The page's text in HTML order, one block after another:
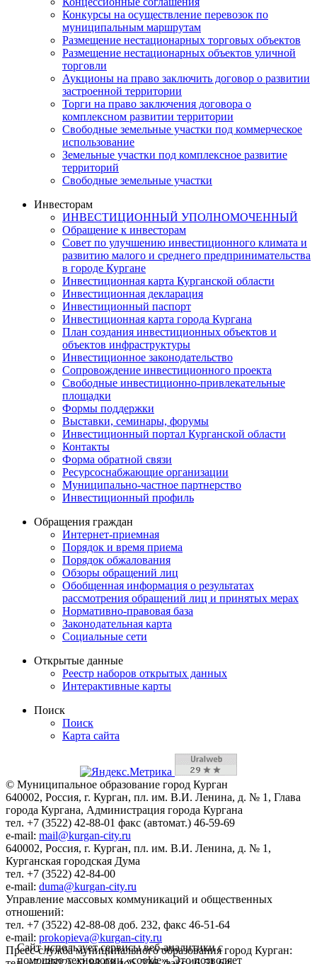
Конкурсы на осуществление перевозок по
муниципальным маршрутам
Размещение нестационарных торговых объектов
Размещение нестационарных объектов уличной
торговли
Аукционы на право заключить договор о развитии
застроенной территории
Торги на право заключения договора о
комплексном развитии территории
Свободные земельные участки под коммерческое
использование
Земельные участки под комплексное развитие
территорий
Свободные земельные участки
Инвесторам
ИНВЕСТИЦИОННЫЙ УПОЛНОМОЧЕННЫЙ
Обращение к инвесторам
Совет по улучшению инвестиционного климата и
развитию малого и среднего предпринимательства
в городе Кургане
Инвестиционная карта Курганской области
Инвестиционная декларация
Инвестиционный паспорт
Инвестиционная карта города Кургана
План создания инвестиционных объектов и
объектов инфраструктуры
Инвестиционное законодательство
Сопровождение инвестиционного проекта
Свободные инвестиционно-привлекательные
площадки
Формы поддержки
Выставки, семинары, форумы
Инвестиционный портал Курганской области
Контакты
Форма обратной связи
Ресурсоснабжающие организации
Муниципально-частное партнерство
Инвестиционный профиль
Обращения граждан
Интернет-приемная
Порядок и время приема
Порядок обжалования
Обзоры обращений лиц
Обобщенная информация о результатах
рассмотрения обращений лиц и принятых мерах
Нормативно-правовая база
Законодательная карта
Социальные сети
Открытые данные
Реестр наборов открытых данных
Интерактивные карты
Поиск
Поиск
Карта сайта
© Муниципальное образование город Курган
640002, Россия, г. Курган, пл. им. В.И. Ленина, д. № 1, Глава
города Кургана, Администрация города Кургана
тел. +7 (3522) 42-88-01 факс (автомат.) 46-59-69
e-mail: mail@kurgan-city.ru
640002, Россия, г. Курган, пл. им. В.И. Ленина, д. № 1,
Курганская городская Дума
тел. +7 (3522) 42-84-00
e-mail: duma@kurgan-city.ru
Управление массовых коммуникаций и общественных
отношений:
тел. +7 (3522) 42-88-08 доб. 232, факс 46-51-64
e-mail: prokopieva@kurgan-city.ru
Пресс-служба муниципального образования город Курган:
Сайт использует сервисы веб-аналитики с
помощью технологии «cookie». Это позволяет